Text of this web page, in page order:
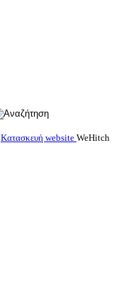
Κατασκευή website WeHitch